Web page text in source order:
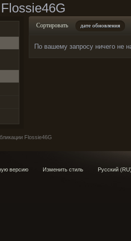
Сортировать дате обновления
По вашему запросу ничего не
Flossie46G
версию Изменить стиль Русский